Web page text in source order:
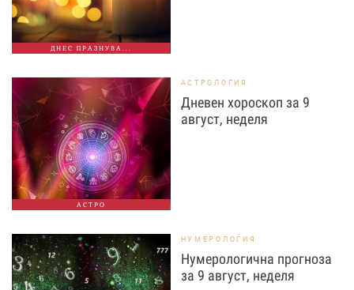
ДНЕС ПРАЗНУВА...
АСТРО
АСТРОЛОГИЯ
Дневен хороскоп за 9
август, неделя
НУМЕРОЛОГИЯ
Нумерологична прогноза
за 9 август, неделя